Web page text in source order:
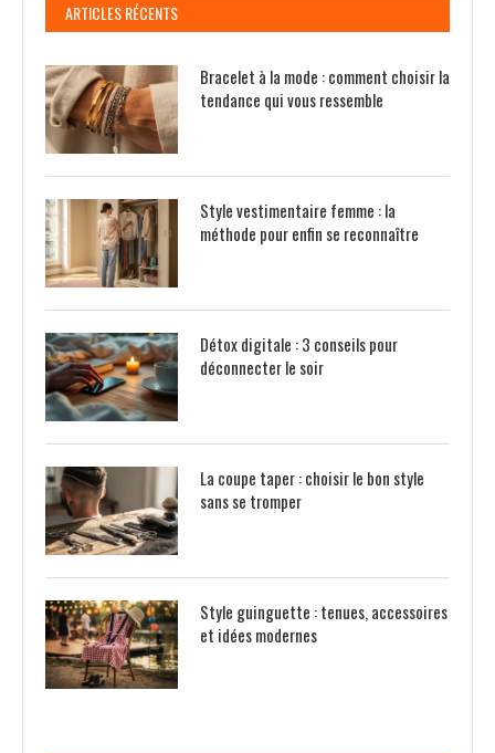
ARTICLES RÉCENTS
Bracelet à la mode : comment choisir la
tendance qui vous ressemble
Style vestimentaire femme : la
méthode pour enfin se reconnaître
Détox digitale : 3 conseils pour
déconnecter le soir
La coupe taper : choisir le bon style
sans se tromper
Style guinguette : tenues, accessoires
et idées modernes